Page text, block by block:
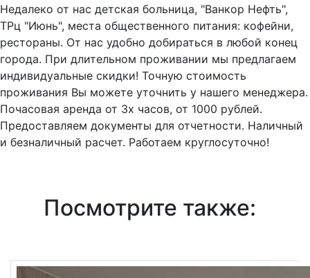
Недалеко от нас детская больница, "Ванкор Нефть",
ТРц "Июнь", места общественного питания: кофейни,
рестораны. От нас удобно добираться в любой конец
города. При длительном проживании мы предлагаем
индивидуальные скидки! Точную стоимость
проживания Вы можете уточнить у нашего менеджера.
Почасовая аренда от 3х часов, от 1000 рублей.
Предоставляем документы для отчетности. Наличный
и безналичный расчет. Работаем круглосуточно!
Посмотрите также: